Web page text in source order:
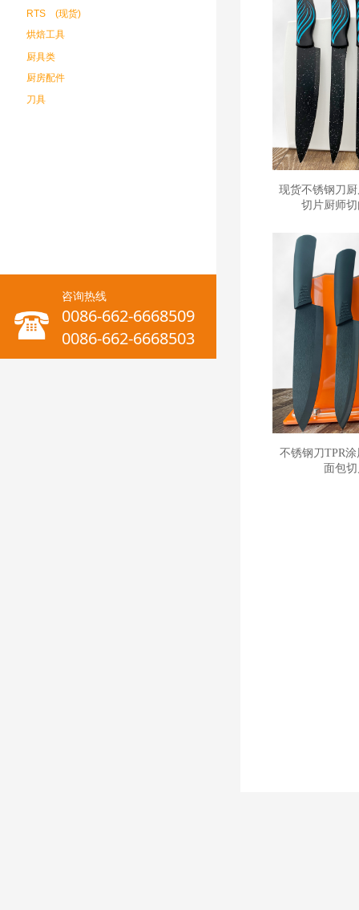
现货不锈钢刀
切片厨师
不锈钢刀TPR
面包
RTS (现货)
厨具类
刀具
厨房配件
烘焙工具
咨询热线
0086-662-6668509
0086-662-6668503